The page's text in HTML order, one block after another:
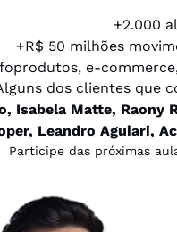
+2.000
+R$ 50 milhões
e-
dos clientes que
Isabela Matte,
Leandro Aguiari,
Participe das próximas